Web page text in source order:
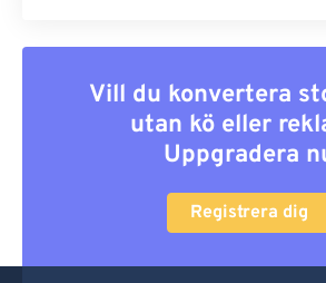
Vill du konvertera
utan kö eller
Uppgradera
Registrera dig